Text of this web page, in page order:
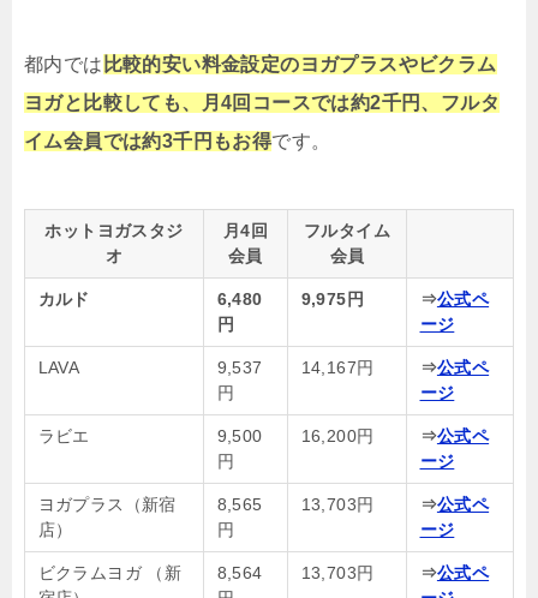
都内では 比較的安い料金設定のヨガプラスやビクラム
ヨガと比較しても、月4回コースでは約2千円、フルタ
イム会員では約3千円もお得です。
ホットヨガスタジ
オ
月4回
会員
フルタイム
会員
カルド
6,480
円
9,975円 ⇒公式ペ
ージ
LAVA
9,537
円
14,167円 ⇒公式ペ
ージ
ラビエ
9,500
円
16,200円 ⇒公式ペ
ージ
ヨガプラス（新宿
店）
8,565
円
13,703円 ⇒公式ペ
ージ
ビクラムヨガ （新
8,564
13,703円 ⇒公式ペ